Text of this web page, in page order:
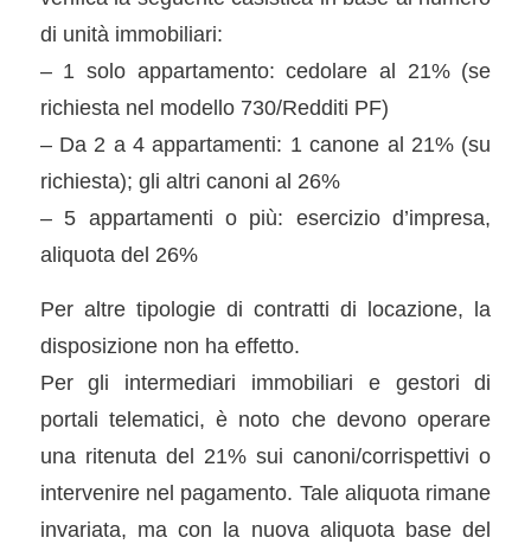
di unità immobiliari:
– 1 solo appartamento: cedolare al 21% (se
richiesta nel modello 730/Redditi PF)
– Da 2 a 4 appartamenti: 1 canone al 21% (su
richiesta); gli altri canoni al 26%
– 5 appartamenti o più: esercizio d’impresa,
aliquota del 26%
Per altre tipologie di contratti di locazione, la
disposizione non ha effetto.
Per gli intermediari immobiliari e gestori di
portali telematici, è noto che devono operare
una ritenuta del 21% sui canoni/corrispettivi o
intervenire nel pagamento. Tale aliquota rimane
invariata, ma con la nuova aliquota base del